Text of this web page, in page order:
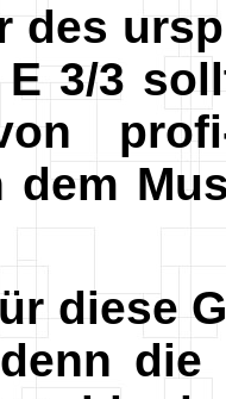
des
E 3/3
dem
diese
die